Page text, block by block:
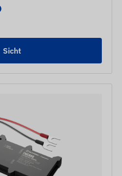
Sicht